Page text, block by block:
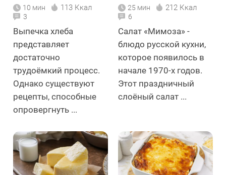
10 мин 113 Ккал
3
Выпечка хлеба
представляет
достаточно
трудоёмкий процесс.
Однако существуют
рецепты, способные
опровергнуть ...
25 мин 212 Ккал
6
Салат «Мимоза» -
блюдо русской кухни,
которое появилось в
начале 1970-х годов.
Этот праздничный
слоёный салат ...